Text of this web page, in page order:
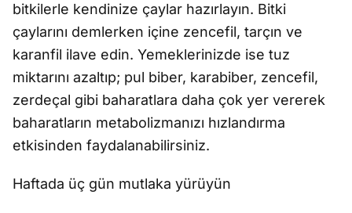
bitkilerle kendinize çaylar hazırlayın. Bitki
çaylarını demlerken içine zencefil, tarçın ve
karanfil ilave edin. Yemeklerinizde ise tuz
miktarını azaltıp; pul biber, karabiber, zencefil,
zerdeçal gibi baharatlara daha çok yer vererek
baharatların metabolizmanızı hızlandırma
etkisinden faydalanabilirsiniz.
Haftada üç gün mutlaka yürüyün